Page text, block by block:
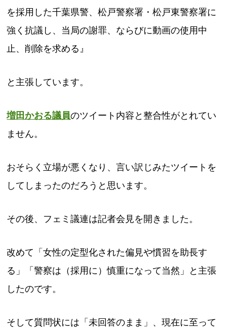
を採用した千葉県警、松戸警察署・松戸東警察署に
強く抗議し、当局の謝罪、ならびに動画の使用中
止、削除を求める』
と主張しています。
増田かおる議員のツイート内容と整合性がとれてい
ません。
おそらく立場が悪くなり、言い訳じみたツイートを
してしまったのだろうと思います。
その後、フェミ議連は記者会見を開きました。
改めて「女性の定型化された偏見や慣習を助長す
る」「警察は（採用に）慎重になって当然」と主張
したのです。
そして質問状には「未回答のまま」、現在に至って